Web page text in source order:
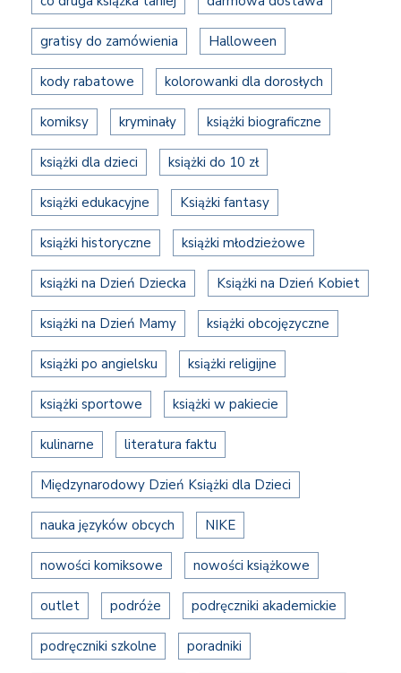
gratisy do zamówienia Halloween
kody rabatowe kolorowanki dla dorosłych
komiksy kryminały książki biograficzne
książki dla dzieci książki do 10 zł
książki edukacyjne Książki fantasy
książki historyczne książki młodzieżowe
książki na Dzień Dziecka Książki na Dzień Kobiet
książki na Dzień Mamy książki obcojęzyczne
książki po angielsku książki religijne
książki sportowe książki w pakiecie
kulinarne literatura faktu
Międzynarodowy Dzień Książki dla Dzieci
nauka języków obcych NIKE
nowości komiksowe nowości książkowe
outlet podróże podręczniki akademickie
podręczniki szkolne poradniki